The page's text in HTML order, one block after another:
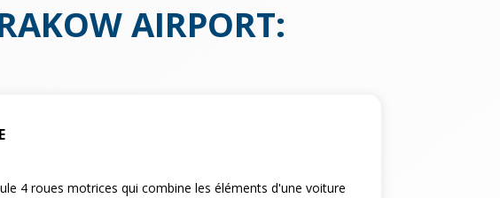
AIRPORT:
4 roues motrices qui combine les éléments d'une voiture